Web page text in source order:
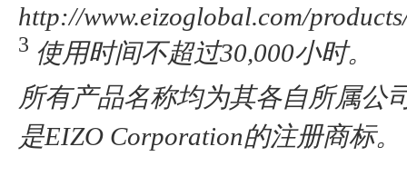
http://www.eizoglobal.com/
3 使用时间不超过30,000小时。
所有产品名称均为其各自所属公
是EIZO Corporation的注册商标。